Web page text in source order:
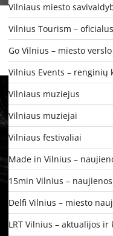
Vilniaus miesto
Vilnius Tourism –
Go Vilnius – miesto
Vilnius Events – renginių
Vilniaus muziejus
Vilniaus muziejai
Vilniaus festivaliai
Made in Vilnius –
15min Vilnius – naujienos
Delfi Vilnius – miesto
LRT Vilnius – aktualijos ir